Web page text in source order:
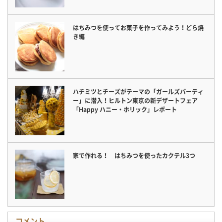
はちみつを使ってお菓子を作ってみよう！どら焼
き編
ハチミツとチーズがテーマの「ガールズパーティ
ー」に潜入！ヒルトン東京の新デザートフェア
「Happy ハニー・ホリック」レポート
家で作れる！ はちみつを使ったカクテル3つ